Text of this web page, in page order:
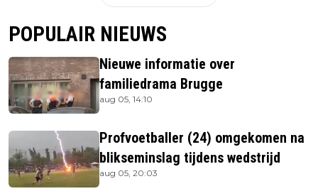
POPULAIR NIEUWS
Nieuwe informatie over
familiedrama Brugge
aug 05, 14:10
Profvoetballer (24) omgekomen na
blikseminslag tijdens wedstrijd
aug 05, 20:03